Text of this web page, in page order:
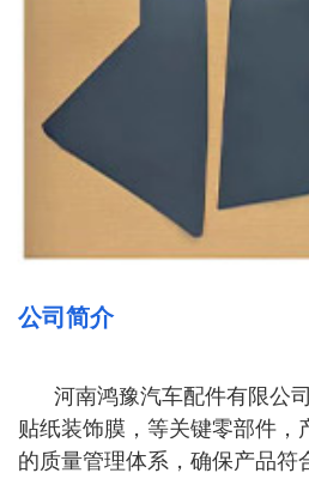
公司简介
河南鸿豫汽车配件有限公司
贴纸装饰膜，等关键零部件
的质量管理体系，确保产品